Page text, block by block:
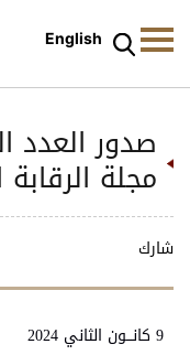
English
صدور العدد
مجلة الرقابة
شارك
9 كانـــون الثاني 2024